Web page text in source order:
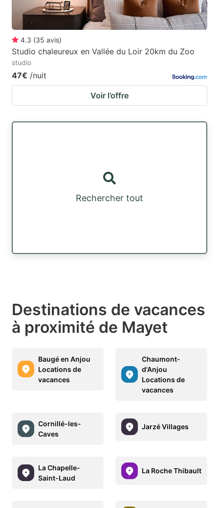
4.3 (35 avis)
Studio chaleureux en Vallée du Loir 20km du Zoo
studio
47€ /nuit
Voir l’offre
Rechercher tout
Destinations de vacances
à proximité de Mayet
Baugé en Anjou
Locations de
vacances
Chaumont-
d'Anjou
Locations de
vacances
Cornillé-les-
Caves
Jarzé Villages
La Chapelle-
Saint-Laud
La Roche Thibault